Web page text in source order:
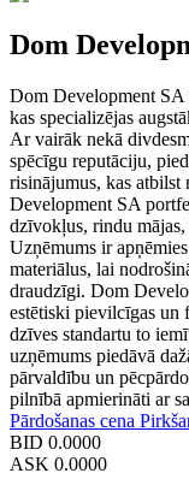
Dom
Dom Development SA
kas specializējas
Ar vairāk nekā
spēcīgu reputāciju,
risinājumus, kas atbilst
Development SA
dzīvokļus, rindu
Uzņēmums ir
materiālus, lai
draudzīgi. Dom
estētiski pievilcīgas un
dzīves standartu to
uzņēmums piedāvā
pārvaldību un
pilnībā apmierināti ar
Pārdošanas cena
BID 0.0000
ASK 0.0000